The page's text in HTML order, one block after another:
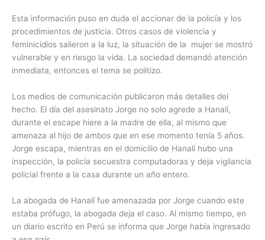
Esta información puso en duda el accionar de la policía y los
procedimientos de justicia. Otros casos de violencia y
feminicidios salieron a la luz, la situación de la mujer se mostró
vulnerable y en riesgo la vida. La sociedad demandó atención
inmediata, entonces el tema se politizo.
Los medios de comunicación publicaron más detalles del
hecho. El día del asesinato Jorge no solo agrede a Hanalí,
durante el escape hiere a la madre de ella, al mismo que
amenaza al hijo de ambos que en ese momento tenía 5 años.
Jorge escapa, mientras en el domicilio de Hanalí hubo una
inspección, la policía secuestra computadoras y deja vigilancia
policial frente a la casa durante un año entero.
La abogada de Hanalí fue amenazada por Jorge cuando este
estaba prófugo, la abogada deja el caso. Al mismo tiempo, en
un diario escrito en Perú se informa que Jorge había ingresado